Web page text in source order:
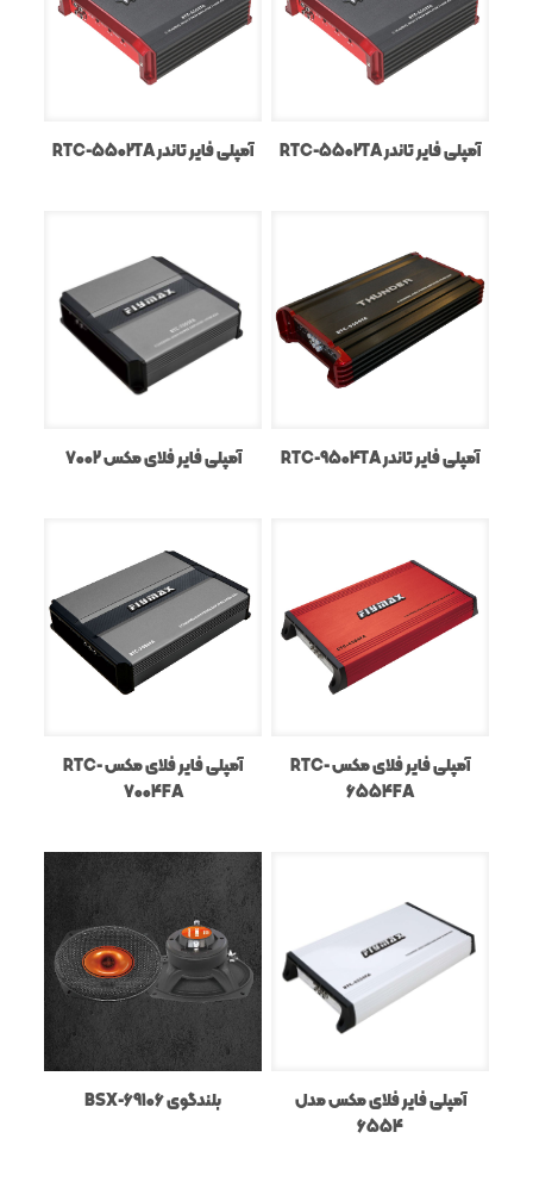
آمپلی فایر تاندر RTC-5502TA آمپلی فایر تاندر RTC-5502TA
آمپلی فایر تاندر RTC-9504TA آمپلی فایر فلای مکس 7002
آمپلی فایر فلای مکس RTC-
6554FA
آمپلی فایر فلای مکس RTC-
7004FA
آمپلی فایر فلای مکس مدل
6554
بلندگوی BSX-69106